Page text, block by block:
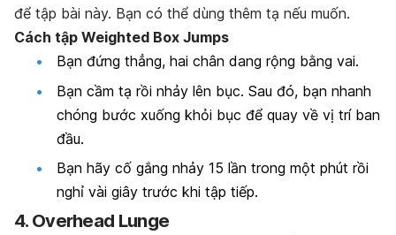
để tập bài này. Bạn có thể dùng thêm tạ nếu muốn.
Cách tập Weighted Box Jumps
Bạn đứng thẳng, hai chân dang rộng bằng vai.
Bạn cầm tạ rồi nhảy lên bục. Sau đó, bạn nhanh
chóng bước xuống khỏi bục để quay về vị trí ban
đầu.
Bạn hãy cố gắng nhảy 15 lần trong một phút rồi
nghỉ vài giây trước khi tập tiếp.
4. Overhead Lunge